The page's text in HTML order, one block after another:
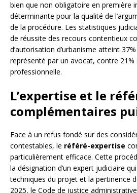
bien que non obligatoire en première
déterminante pour la qualité de
de la procédure. Les statistiques
de réussite des recours contentieux
d’autorisation d’urbanisme atteint
représenté par un avocat, contre
professionnelle.
L’expertise et le
complémentaires
Face à un refus fondé sur des
contestables, le référé-expertise
particulièrement efficace. Cette
la désignation d’un expert judiciaire
techniques du projet et la pertinence
2025, le Code de justice